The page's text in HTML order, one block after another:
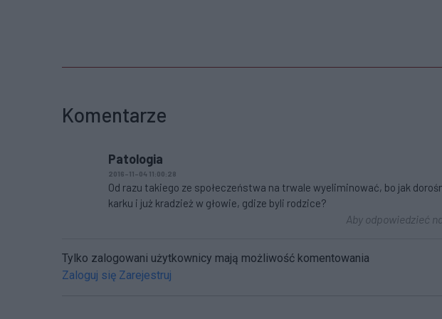
Komentarze
Patologia
2016-11-04 11:00:28
Od razu takiego ze społeczeństwa na trwale wyeliminować, bo jak
karku i już kradzież w głowie, gdize byli rodzice?
Aby odpowiedzieć
Tylko zalogowani użytkownicy mają możliwość komentowania
Zaloguj się Zarejestruj